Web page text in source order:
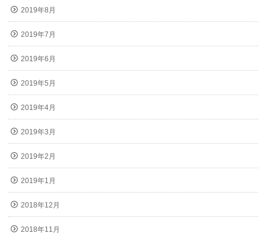
2019年8月
2019年7月
2019年6月
2019年5月
2019年4月
2019年3月
2019年2月
2019年1月
2018年12月
2018年11月